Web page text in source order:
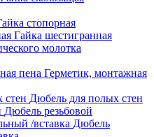
стопорная
Гайка шестигранная
молотка
Герметик, монтажная
Дюбель для полых стен
Дюбель резьбовой
Дюбель